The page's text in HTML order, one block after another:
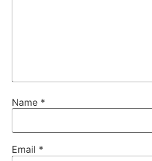
Name *
Email *